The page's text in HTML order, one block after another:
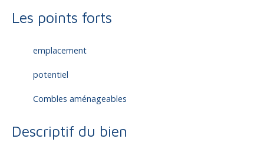
Les points forts
emplacement
potentiel
Combles aménageables
Descriptif du bien